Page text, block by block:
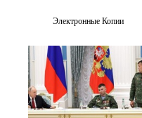
Электронные Копии